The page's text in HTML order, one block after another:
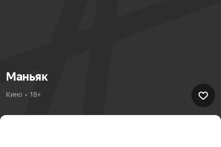
Маньяк
Кино  •  18+